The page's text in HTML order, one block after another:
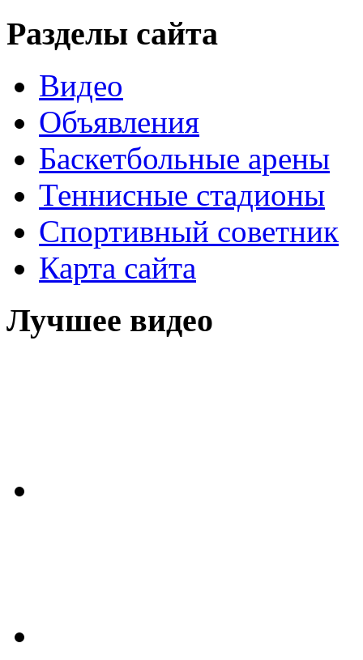
Разделы сайта
Видео
Объявления
Баскетбольные арены
Теннисные стадионы
Спортивный советник
Карта сайта
Лучшее видео